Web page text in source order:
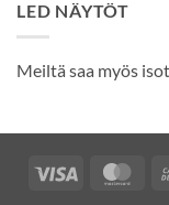
LED NÄYTÖT
Meiltä saa myös
Visa